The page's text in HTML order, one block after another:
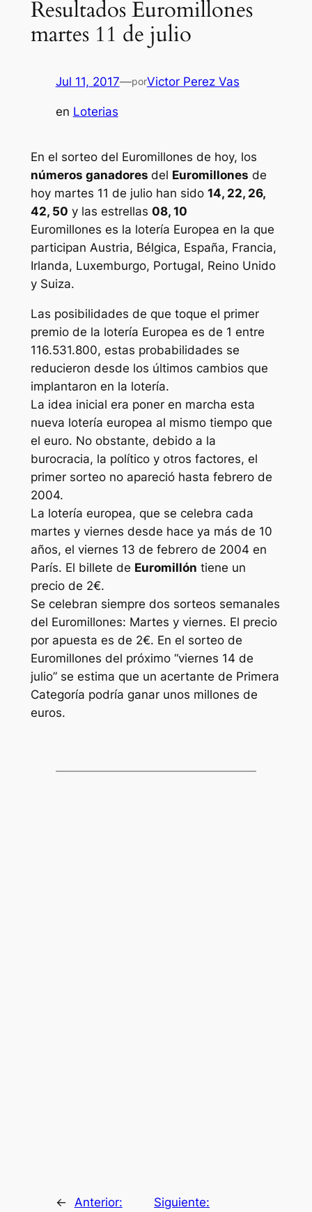
Resultados Euromillones
martes 11 de julio
Jul 11, 2017—porVictor Perez Vas
en Loterias
En el sorteo del Euromillones de hoy, los
números ganadores del Euromillones de
hoy martes 11 de julio han sido 14, 22, 26,
42, 50 y las estrellas 08, 10
Euromillones es la lotería Europea en la que
participan Austria, Bélgica, España, Francia,
Irlanda, Luxemburgo, Portugal, Reino Unido
y Suiza.
Las posibilidades de que toque el primer
premio de la lotería Europea es de 1 entre
116.531.800, estas probabilidades se
reducieron desde los últimos cambios que
implantaron en la lotería.
La idea inicial era poner en marcha esta
nueva lotería europea al mismo tiempo que
el euro. No obstante, debido a la
burocracia, la político y otros factores, el
primer sorteo no apareció hasta febrero de
2004.
La lotería europea, que se celebra cada
martes y viernes desde hace ya más de 10
años, el viernes 13 de febrero de 2004 en
París. El billete de Euromillón tiene un
precio de 2€.
Se celebran siempre dos sorteos semanales
del Euromillones: Martes y viernes. El precio
por apuesta es de 2€. En el sorteo de
Euromillones del próximo “viernes 14 de
julio” se estima que un acertante de Primera
Categoría podría ganar unos millones de
euros.
←
Anterior:
Siguiente: